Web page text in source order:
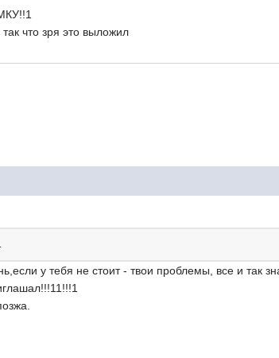
что зря это выложил
у тебя не стоит - твои проблемы, все и так